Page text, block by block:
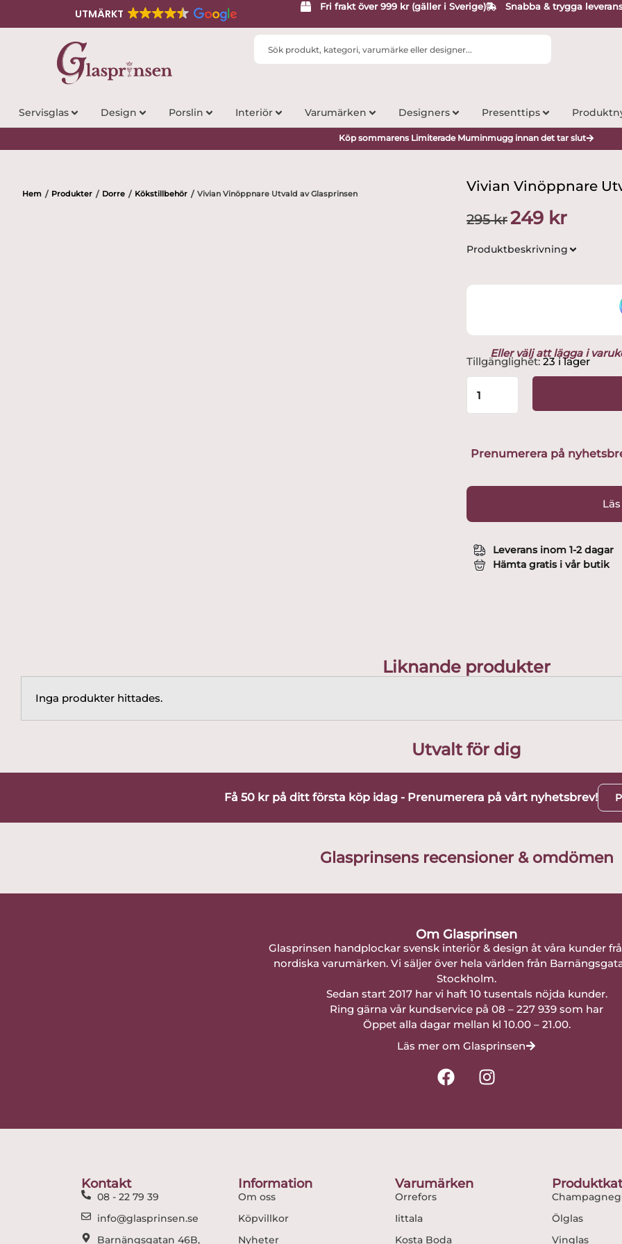
UTMÄRKT
Fri frakt över 999 kr (gäller i Sverige) Snabba & trygga
Search
Servisglas Design Porslin Interiör Varumärken Designers Presenttips
Köp sommarens Limiterade Muminmugg innan det tar slut
Hem / Produkter / Dorre / Kökstillbehör / Vivian Vinöppnare Utvald av Glasprinsen
Vivian Vinöppnare
295kr Det
ursprungliga
priset
249 krDet
är:
Produktbeskrivning
Eller välj att lägga i
Tillgänglighet: 23 i lager
Vivian
Vinöppnare
Utvald
Prenumerera på
Leverans inom 1-2 dagar
Hämta gratis i vår butik
Liknande produkter
Inga produkter hittades.
Utvalt för dig
Få 50 kr på ditt första köp idag - Prenumerera på vårt nyhetsbrev!
Glasprinsens recensioner & omdömen
Om Glasprinsen
Glasprinsen handplockar svensk interiör & design åt våra kunder
nordiska varumärken. Vi säljer över hela världen från
Stockholm.
Sedan start 2017 har vi haft 10 tusentals nöjda kunder.
Ring gärna vår kundservice på 08 – 227 939 som har
Öppet alla dagar mellan kl 10.00 – 21.00.
Läs mer om Glasprinsen
F
a
k
I
n
Kontakt
08 - 22 79 39
info@glasprinsen.se
Barnängsgatan 46B,
Information
Om oss
Köpvillkor
Nyheter
Varumärken
Orrefors
Iittala
Kosta Boda
Ölglas
Vinglas